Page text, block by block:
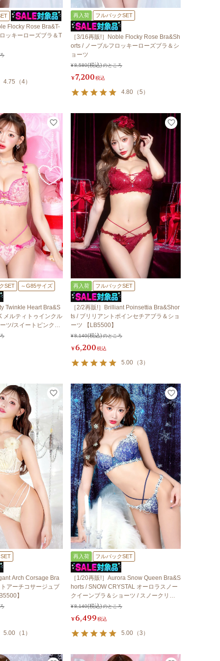
Flocky Rose Bra&T-
ッキーローズブラ＆T
4.75 （4）
再入荷 フルバックSET
［3/16再販!］Noble Flocky Rose Bra&Sh
orts / ノーブルフロッキーローズブラ＆シ
ョーツ
¥8,580 のところ
¥7,200税込
4.80 （5 ）
SET ～G85サイズ
Twinkle Heart Bra&S
メルティトゥインクル
ツ/スイートピンク
再入荷 フルバックSET
［2/2再販!］Brilliant Poinsettia Bra&Shor
ts / ブリリアントポインセチアブラ＆ショ
ーツ 【LB5500】
¥8,140 のところ
¥6,200税込
5.00 （3 ）
Arch Corsage Bra
アーチコサージュブ
】
5.00 （ 1 ）
再入荷 フルバックSET
［1/20再販!］Aurora Snow Queen Bra&S
horts / SNOW CRYSTAL オーロラスノー
クイーンブラ＆ショーツ / スノークリス
タル 【LB5500】
¥8,140 のところ
¥6,499税込
5.00 （3 ）